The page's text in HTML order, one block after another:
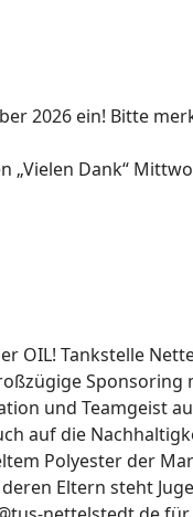
2026 ein! Bitte
„Vielen Dank“
OIL! Tankstelle
Sponsoring
und Teamgeist
auf die
Polyester der
Eltern steht